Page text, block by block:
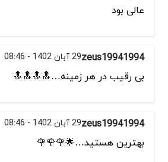
عالی بود
zeus1994199429 آبان 1402 - 08:46
بی رقیب در هر زمینه…🔝🔝🔝🔝
zeus1994199429 آبان 1402 - 08:46
بهترین هستید…🌟🌹🌹🌹